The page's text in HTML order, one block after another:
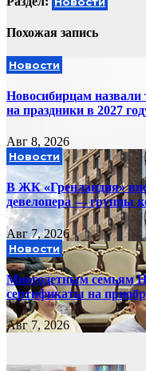
Похожая запись
Новости
Новосибирцам назвали
на праздники в 2027
Авг 8, 2026
Новости
В ЖК «Гренландия»
девелопера — группы
Авг 7, 2026
Новости
Многодетным семьям
сертификаты на
Авг 7, 2026